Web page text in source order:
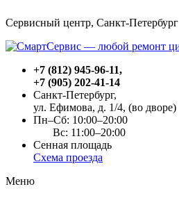
Сервисный центр, Cанкт-Петербург
+7 (812) 945-96-11,
+7 (905) 202-41-14
Санкт-Петербург,
ул. Ефимова, д. 1/4, (во дворе)
Пн–Сб: 10:00–20:00
Вс: 11:00–20:00
Сенная площадь
Схема проезда
Меню